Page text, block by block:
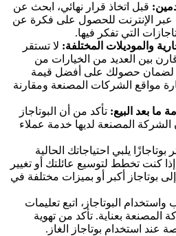
قبل اتخاذ قرار نهائي، ابحث عن
الإنترنت للحصول على فكرة عن
التي تفكر فيها.
والموديلات المختلفة: لا تستقر
بين العديد من الخيارات من
لضمان حصولك على أفضل قيمة
مواقع الشركات المصنعة ومقارنة
ما بعد البيع: تأكد من أن البوتاجاز
المصنعة لديها خدمة عملاء
بوتاجازًا يلبي احتياجاتك الحالية
كنت تخطط لتوسيع عائلتك أو تغيير
بوتاجاز أكبر أو بميزات مختلفة في
واستخدام البوتاجاز، اتبع تعليمات
المصنعة بعناية. تأكد من تهوية
عند استخدام بوتاجاز الغاز.